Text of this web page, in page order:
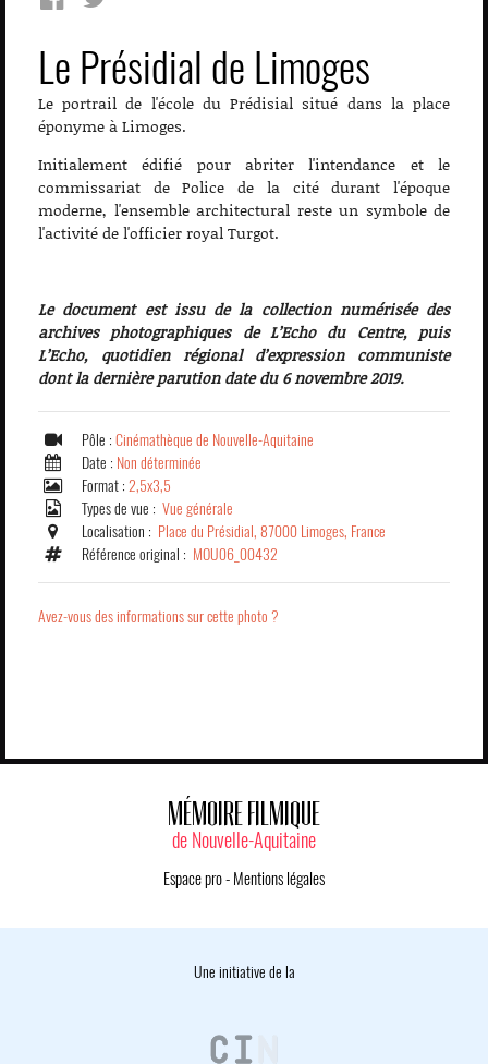
Le Présidial de Limoges
Le portrail de l'école du Prédisial situé dans la place
éponyme à Limoges.
Initialement édifié pour abriter l'intendance et le
commissariat de Police de la cité durant l'époque
moderne, l'ensemble architectural reste un symbole de
l'activité de l'officier royal Turgot.
Le document est issu de la collection numérisée des
archives photographiques de L’Echo du Centre, puis
L’Echo, quotidien régional d’expression communiste
dont la dernière parution date du 6 novembre 2019.
Pôle : Cinémathèque de Nouvelle-Aquitaine
Date : Non déterminée
Format : 2,5x3,5
Types de vue : Vue générale
Localisation : Place du Présidial, 87000 Limoges, France
Référence original : MOU06_00432
Avez-vous des informations sur cette photo ?
MÉMOIRE FILMIQUE
de Nouvelle-Aquitaine
Espace pro- Mentions légales
Une initiative de la